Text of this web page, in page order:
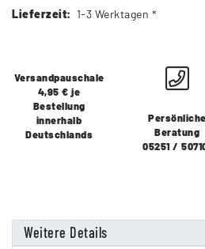
Lieferzeit: 1-3 Werktagen *
Versandpauschale
4,95 € je
Bestellung
innerhalb
Deutschlands
Persönliche
Beratung
05251 /
Weitere Details